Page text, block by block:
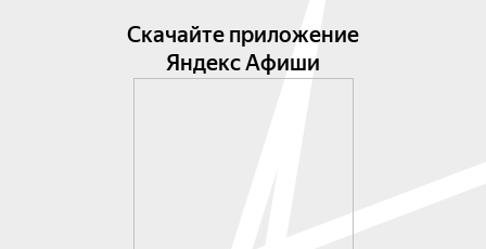
Скачайте приложение
Яндекс Афиши